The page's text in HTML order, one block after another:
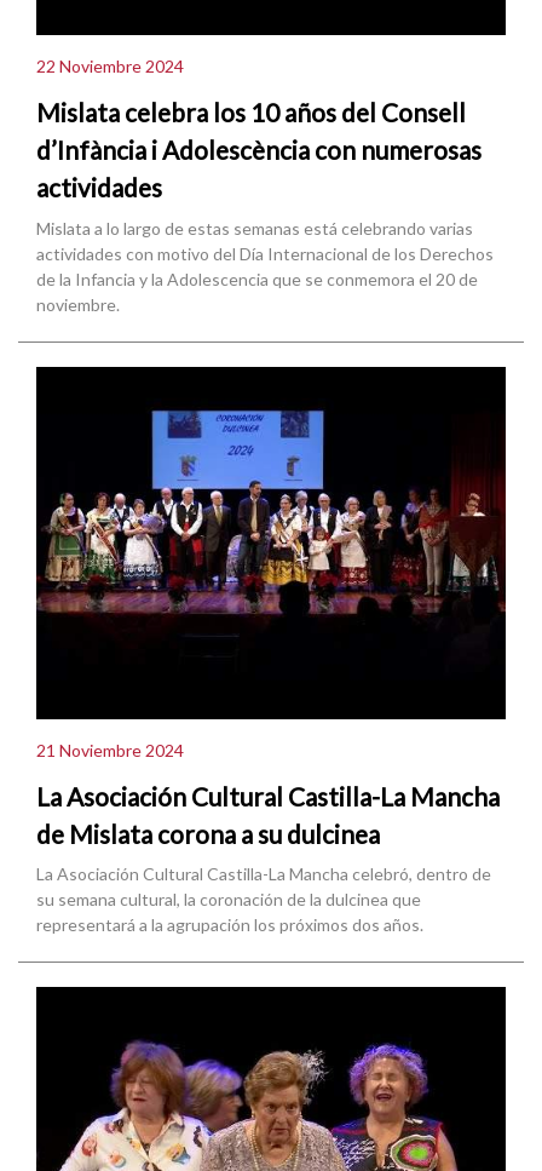
22 Noviembre 2024
Mislata celebra los 10 años del Consell
d’Infància i Adolescència con numerosas
actividades
Mislata a lo largo de estas semanas está celebrando varias
actividades con motivo del Día Internacional de los Derechos
de la Infancia y la Adolescencia que se conmemora el 20 de
noviembre.
21 Noviembre 2024
La Asociación Cultural Castilla-La Mancha
de Mislata corona a su dulcinea
La Asociación Cultural Castilla-La Mancha celebró, dentro de
su semana cultural, la coronación de la dulcinea que
representará a la agrupación los próximos dos años.